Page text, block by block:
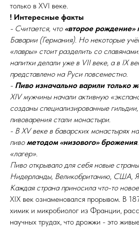
только в XVI веке.
! Интересные факты
- Считается, что «второе рождение»
Баварии (Германия). Но некоторые
«лавры» стоит разделить со
напитки делали уже в VII веке, а в IX
представлено на Руси повсеместно.
- Пиво изначально варили только
XIV мужчины начали активную
созданы специализированные
пивоварения стали монастыри.
- В XV веке в баварских монастырях
пиво методом «низового» брожения
«лагер».
Пиво открывало для себя новые
Нидерланды, Великобританию, США,
Каждая страна приносила что-то
XIX век ознаменовался прорывом. В
химик и микробиолог из Франции,
научных трудах, что дрожжи - это